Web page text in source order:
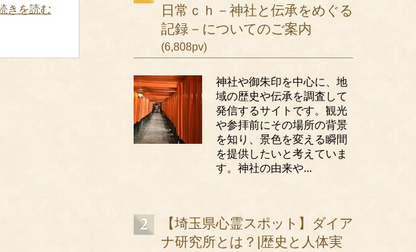
きを読む
日常ｃｈ－神社と伝承をめぐる
記録－についてのご案内
(6,808pv)
神社や御朱印を中心に、地
域の歴史や伝承を調査して
発信するサイトです。観光
や参拝前にその場所の背景
を知り、景色を変える瞬間
を提供したいと考えていま
す。神社の由来や...
【埼玉県心霊スポット】ダイア
ナ研究所とは？|歴史と人体実